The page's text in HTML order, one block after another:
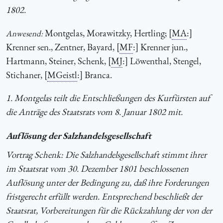
1802.
Anwesend:Montgelas, Morawitzky, Hertling; [MA:]
Krenner sen., Zentner, Bayard, [MF:] Krenner jun.,
Hartmann, Steiner, Schenk, [MJ:] Löwenthal, Stengel,
Stichaner, [MGeistl:] Branca.
1. Montgelas teilt die Entschließungen des Kurfürsten auf
die Anträge des Staatsrats vom 8. Januar 1802 mit.
Auflösung der Salzhandelsgesellschaft
Vortrag Schenk: Die Salzhandelsgesellschaft stimmt ihrer
im Staatsrat vom 30. Dezember 1801 beschlossenen
Auflösung unter der Bedingung zu, daß ihre Forderungen
fristgerecht erfüllt werden. Entsprechend beschließt der
Staatsrat, Vorbereitungen für die Rückzahlung der von der